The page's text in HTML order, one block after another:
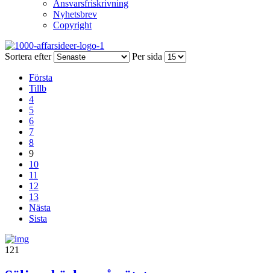
Ansvarsfriskrivning
Nyhetsbrev
Copyright
Sortera efter Per sida
Första
Tillb
4
5
6
7
8
9
10
11
12
13
Nästa
Sista
121